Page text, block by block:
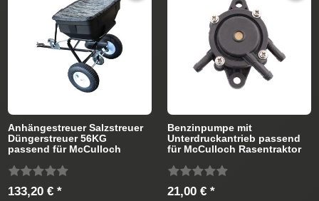
Anhängestreuer Salzstreuer
Düngerstreuer 56KG
passend für McCulloch
133,20 € *
Benzinpumpe mit
Unterdruckantrieb passend
für McCulloch Rasentraktor
21,00 € *